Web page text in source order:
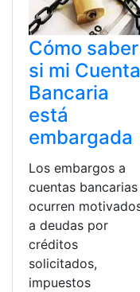
Cómo saber
si mi Cuenta
Bancaria
está
embargada
Los embargos a
cuentas bancarias
ocurren
a deudas por
créditos
solicitados,
impuestos